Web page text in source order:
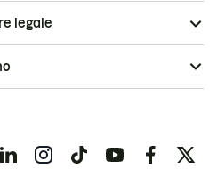
legale